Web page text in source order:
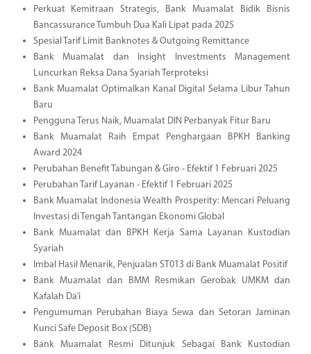
Perkuat Kemitraan Strategis, Bank Muamalat Bidik Bisnis
Bancassurance Tumbuh Dua Kali Lipat pada 2025
Spesial Tarif Limit Banknotes & Outgoing Remittance
Bank Muamalat dan Insight Investments Management
Luncurkan Reksa Dana Syariah Terproteksi
Bank Muamalat Optimalkan Kanal Digital Selama Libur Tahun
Baru
Pengguna Terus Naik, Muamalat DIN Perbanyak Fitur Baru
Bank Muamalat Raih Empat Penghargaan BPKH Banking
Award 2024
Perubahan Benefit Tabungan & Giro - Efektif 1 Februari 2025
Perubahan Tarif Layanan - Efektif 1 Februari 2025
Bank Muamalat Indonesia Wealth Prosperity: Mencari Peluang
Investasi di Tengah Tantangan Ekonomi Global
Bank Muamalat dan BPKH Kerja Sama Layanan Kustodian
Syariah
Imbal Hasil Menarik, Penjualan ST013 di Bank Muamalat Positif
Bank Muamalat dan BMM Resmikan Gerobak UMKM dan
Kafalah Da’i
Pengumuman Perubahan Biaya Sewa dan Setoran Jaminan
Kunci Safe Deposit Box (SDB)
Bank Muamalat Resmi Ditunjuk Sebagai Bank Kustodian